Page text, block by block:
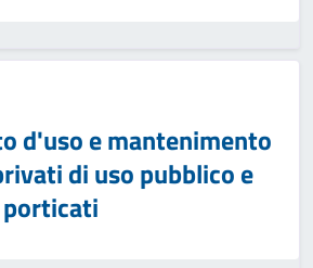
d'uso e mantenimento
di uso pubblico e